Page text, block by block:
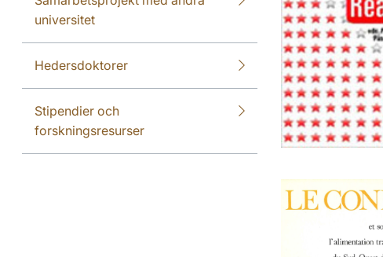
universitet
Hedersdoktorer
Stipendier och
forskningsresurser